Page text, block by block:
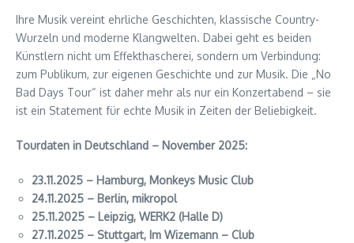
Ihre Musik vereint ehrliche Geschichten, klassische Country-
Wurzeln und moderne Klangwelten. Dabei geht es beiden
Künstlern nicht um Effekthascherei, sondern um Verbindung:
zum Publikum, zur eigenen Geschichte und zur Musik. Die „No
Bad Days Tour“ ist daher mehr als nur ein Konzertabend – sie
ist ein Statement für echte Musik in Zeiten der Beliebigkeit.
Tourdaten in Deutschland – November 2025:
23.11.2025 – Hamburg, Monkeys Music Club
24.11.2025 – Berlin, mikropol
25.11.2025 – Leipzig, WERK2 (Halle D)
27.11.2025 – Stuttgart, Im Wizemann – Club